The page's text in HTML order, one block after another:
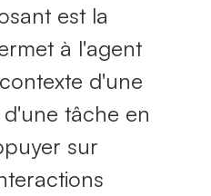
est la
à l'agent
d'une
tâche en
sur